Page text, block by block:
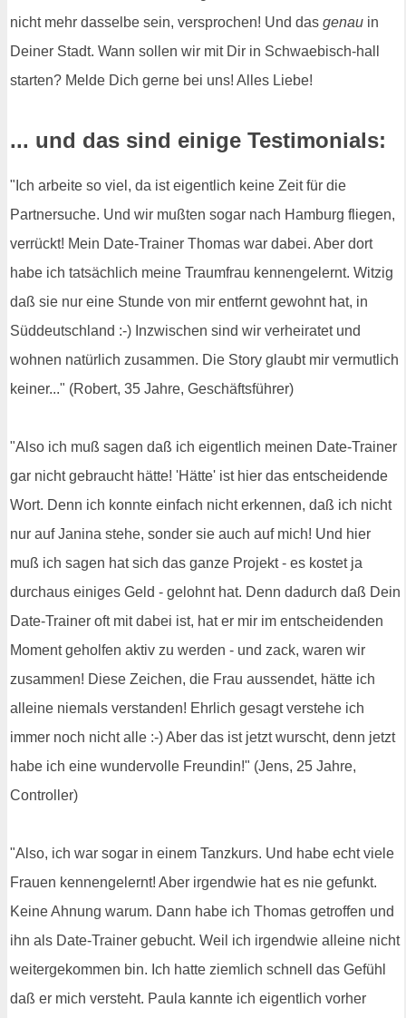
nicht mehr dasselbe sein, versprochen! Und das genau in
Deiner Stadt. Wann sollen wir mit Dir in Schwaebisch-hall
starten? Melde Dich gerne bei uns! Alles Liebe!
... und das sind einige Testimonials:
"Ich arbeite so viel, da ist eigentlich keine Zeit für die
Partnersuche. Und wir mußten sogar nach Hamburg fliegen,
verrückt! Mein Date-Trainer Thomas war dabei. Aber dort
habe ich tatsächlich meine Traumfrau kennengelernt. Witzig
daß sie nur eine Stunde von mir entfernt gewohnt hat, in
Süddeutschland :-) Inzwischen sind wir verheiratet und
wohnen natürlich zusammen. Die Story glaubt mir vermutlich
keiner..." (Robert, 35 Jahre, Geschäftsführer)
"Also ich muß sagen daß ich eigentlich meinen Date-Trainer
gar nicht gebraucht hätte! 'Hätte' ist hier das entscheidende
Wort. Denn ich konnte einfach nicht erkennen, daß ich nicht
nur auf Janina stehe, sonder sie auch auf mich! Und hier
muß ich sagen hat sich das ganze Projekt - es kostet ja
durchaus einiges Geld - gelohnt hat. Denn dadurch daß Dein
Date-Trainer oft mit dabei ist, hat er mir im entscheidenden
Moment geholfen aktiv zu werden - und zack, waren wir
zusammen! Diese Zeichen, die Frau aussendet, hätte ich
alleine niemals verstanden! Ehrlich gesagt verstehe ich
immer noch nicht alle :-) Aber das ist jetzt wurscht, denn jetzt
habe ich eine wundervolle Freundin!" (Jens, 25 Jahre,
Controller)
"Also, ich war sogar in einem Tanzkurs. Und habe echt viele
Frauen kennengelernt! Aber irgendwie hat es nie gefunkt.
Keine Ahnung warum. Dann habe ich Thomas getroffen und
ihn als Date-Trainer gebucht. Weil ich irgendwie alleine nicht
weitergekommen bin. Ich hatte ziemlich schnell das Gefühl
daß er mich versteht. Paula kannte ich eigentlich vorher